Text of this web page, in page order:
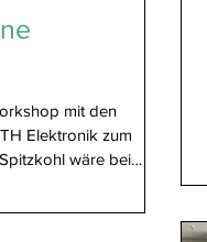
mit den
Elektronik zum
wäre bei